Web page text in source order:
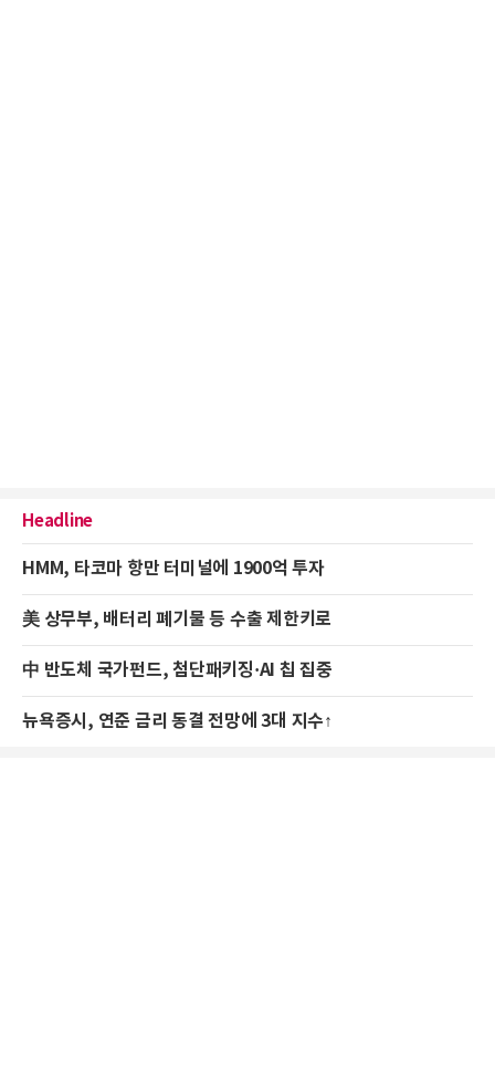
Headline
HMM, 타코마 항만 터미널에 1900억 투자
美 상무부, 배터리 폐기물 등 수출 제한키로
中 반도체 국가펀드, 첨단패키징·AI 칩 집중
뉴욕증시, 연준 금리 동결 전망에 3대 지수↑